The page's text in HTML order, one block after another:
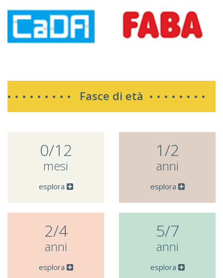
Fasce di età
0/12
mesi
esplora
1/2
anni
esplora
2/4
anni
esplora
5/7
anni
esplora